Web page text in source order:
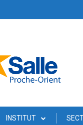
INSTITUT